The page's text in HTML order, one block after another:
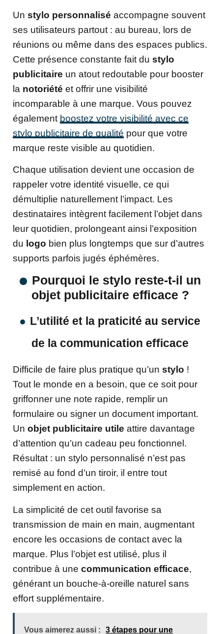
Un stylo personnalisé accompagne souvent
ses utilisateurs partout : au bureau, lors de
réunions ou même dans des espaces publics.
Cette présence constante fait du stylo
publicitaire un atout redoutable pour booster
la notoriété et offrir une visibilité
incomparable à une marque. Vous pouvez
également boostez votre visibilité avec ce
stylo publicitaire de qualité pour que votre
marque reste visible au quotidien.
Chaque utilisation devient une occasion de
rappeler votre identité visuelle, ce qui
démultiplie naturellement l’impact. Les
destinataires intègrent facilement l’objet dans
leur quotidien, prolongeant ainsi l’exposition
du logo bien plus longtemps que sur d’autres
supports parfois jugés éphémères.
Pourquoi le stylo reste-t-il un
objet publicitaire efficace ?
L’utilité et la praticité au service
de la communication efficace
Difficile de faire plus pratique qu’un stylo !
Tout le monde en a besoin, que ce soit pour
griffonner une note rapide, remplir un
formulaire ou signer un document important.
Un objet publicitaire utile attire davantage
d’attention qu’un cadeau peu fonctionnel.
Résultat : un stylo personnalisé n’est pas
remisé au fond d’un tiroir, il entre tout
simplement en action.
La simplicité de cet outil favorise sa
transmission de main en main, augmentant
encore les occasions de contact avec la
marque. Plus l’objet est utilisé, plus il
contribue à une communication efficace,
générant un bouche-à-oreille naturel sans
effort supplémentaire.
Vous aimerez aussi : 3 étapes pour une